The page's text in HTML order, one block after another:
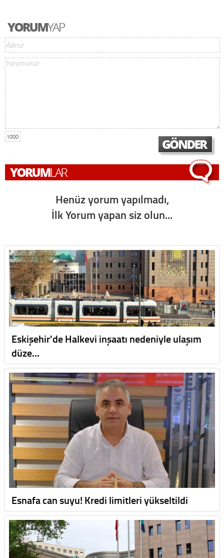
1000
Henüz yorum yapılmadı,
İlk Yorum yapan siz olun...
Eskişehir'de Halkevi inşaatı nedeniyle ulaşım
düze…
Esnafa can suyu! Kredi limitleri yükseltildi